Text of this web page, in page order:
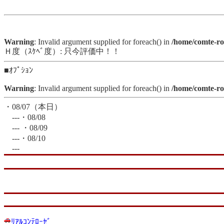
Warning: Invalid argument supplied for foreach() in /home/comte-
Ｈ度（ｽｹﾍﾞ度）: 只今評価中！！
■ｵﾌﾟｼｮﾝ
Warning: Invalid argument supplied for foreach() in /home/comte-
・08/07（本日）
---・08/08
--- ・08/09
---・08/10
---
ﾘｱﾙｺﾝﾃﾛｰｾﾞ